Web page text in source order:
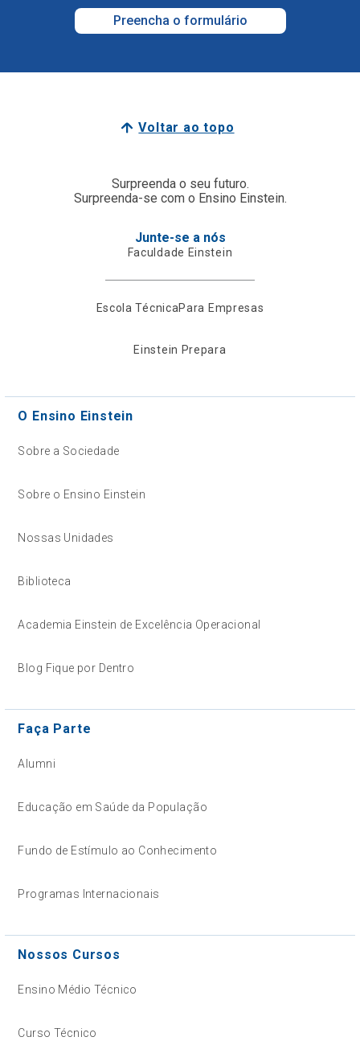
Preencha o formulário
Voltar ao topo
Surpreenda o seu futuro.
Surpreenda-se com o Ensino Einstein.
Junte-se a nós
Faculdade Einstein
Escola TécnicaPara Empresas
Einstein Prepara
O Ensino Einstein
Sobre a Sociedade
Sobre o Ensino Einstein
Nossas Unidades
Biblioteca
Academia Einstein de Excelência Operacional
Blog Fique por Dentro
Faça Parte
Alumni
Educação em Saúde da População
Fundo de Estímulo ao Conhecimento
Programas Internacionais
Nossos Cursos
Ensino Médio Técnico
Curso Técnico